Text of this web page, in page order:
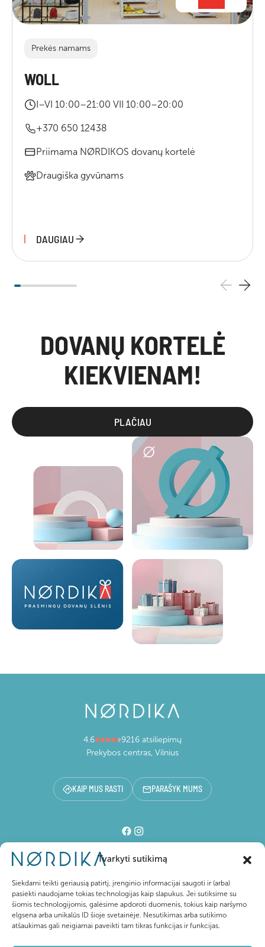
Tvarkyti sutikimą
Siekdami teikti geriausią patirtį, įrenginio informacijai saugoti ir (arba)
pasiekti naudojame tokias technologijas kaip slapukus. Jei sutiksime su
šiomis technologijomis, galėsime apdoroti duomenis, tokius kaip naršymo
elgsena arba unikalūs ID šioje svetainėje. Nesutikimas arba sutikimo
atšaukimas gali neigiamai paveikti tam tikras funkcijas ir funkcijas.
Prekės namams
WOLL
I–VI 10:00–21:00 VII 10:00–20:00
+370 650 12438
Priimama NØRDIKOS dovanų kortelė
Draugiška gyvūnams
DAUGIAU
DOVANŲ KORTELĖ
KIEKVIENAM!
PLAČIAU
4.6
9216 atsiliepimų
Prekybos centras, Vilnius
KAIP MUS RASTI PARAŠYK MUMS
Lankytojams